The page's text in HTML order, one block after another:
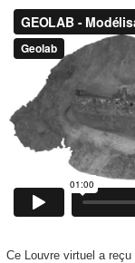
Ce Louvre virtuel a reçu